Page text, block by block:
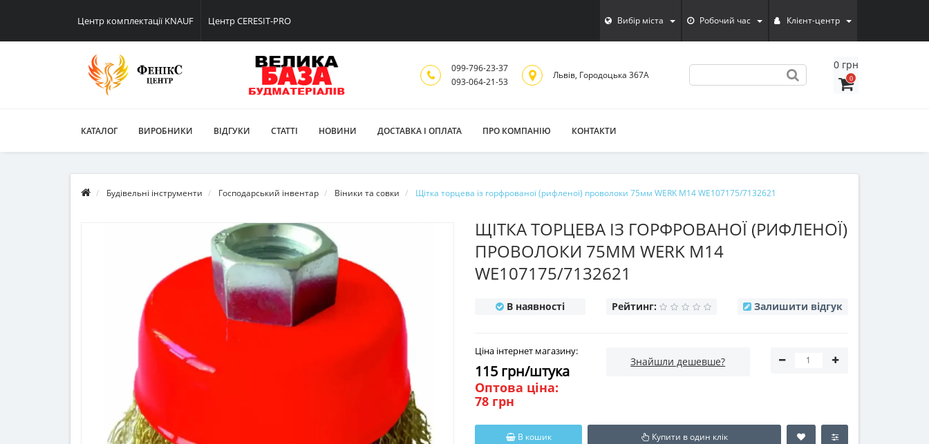
Центр комплектації KNAUF Центр CERESIT-PRO Вибiр мiста Робочий час Клієнт-центр
099-796-23-37
093-064-21-53
Львiв, Городоцька 367А
0 грн
0
КАТАЛОГ ВИРОБНИКИ ВІДГУКИ СТАТТІ НОВИНИ ДОСТАВКА І ОПЛАТА ПРО КОМПАНІЮ КОНТАКТИ
Будівельні інструменти Господарський інвентар Віники та совки Щітка торцева із горфрованої (рифленої) проволоки 75мм WERK М14 WE107175/7132621
ЩІТКА ТОРЦЕВА ІЗ ГОРФРОВАНОЇ (РИФЛЕНОЇ)
ПРОВОЛОКИ 75ММ WERK М14
WE107175/7132621
В наявності Рейтинг: Залишити відгук
Ціна інтернет магазину:
115 грн/штука
Оптова ціна:
78 грн
Знайшли дешевше?
В кошик Купити в один клік